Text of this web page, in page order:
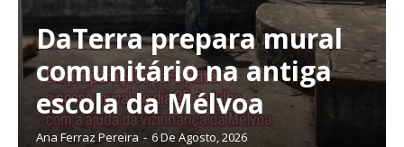
Planos de Assinatura
Faça-se assinante do Região de Cister e ajude-nos a manter este serviço
público!
DaTerra prepara mural
comunitário na antiga
escola da Mélvoa
Ana Ferraz Pereira - 6 De Agosto, 2026